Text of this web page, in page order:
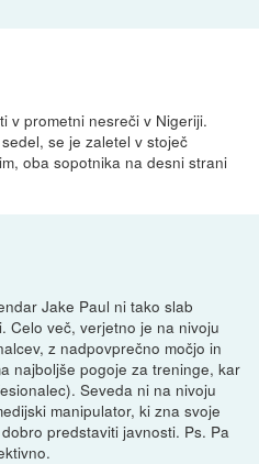
v prometni nesreči v Nigeriji.
se je zaletel v stoječ
oba sopotnika na desni strani
Jake Paul ni tako slab
Celo več, verjetno je na nivoju
z nadpovprečno močjo in
najboljše pogoje za treninge, kar
Seveda ni na nivoju
manipulator, ki zna svoje
predstaviti javnosti. Ps. Pa